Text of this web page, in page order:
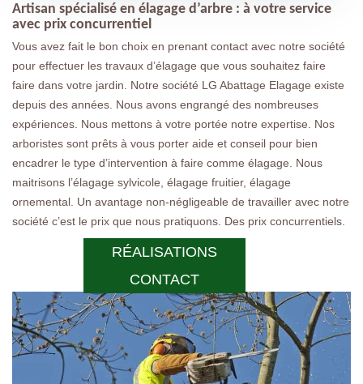
RÉALISATIONS
CONTACT
Artisan spécialisé en élagage d’arbre : à votre service
avec prix concurrentiel
Vous avez fait le bon choix en prenant contact avec notre société
pour effectuer les travaux d’élagage que vous souhaitez faire
faire dans votre jardin. Notre société LG Abattage Elagage existe
depuis des années. Nous avons engrangé des nombreuses
expériences. Nous mettons à votre portée notre expertise. Nos
arboristes sont prêts à vous porter aide et conseil pour bien
encadrer le type d’intervention à faire comme élagage. Nous
maitrisons l’élagage sylvicole, élagage fruitier, élagage
ornemental. Un avantage non-négligeable de travailler avec notre
société c’est le prix que nous pratiquons. Des prix concurrentiels.